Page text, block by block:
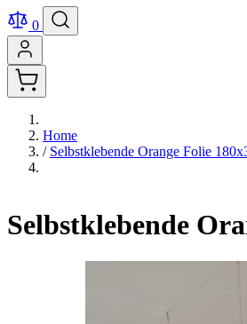
0
Home
/ Selbstklebende Orange Folie
Selbstklebende